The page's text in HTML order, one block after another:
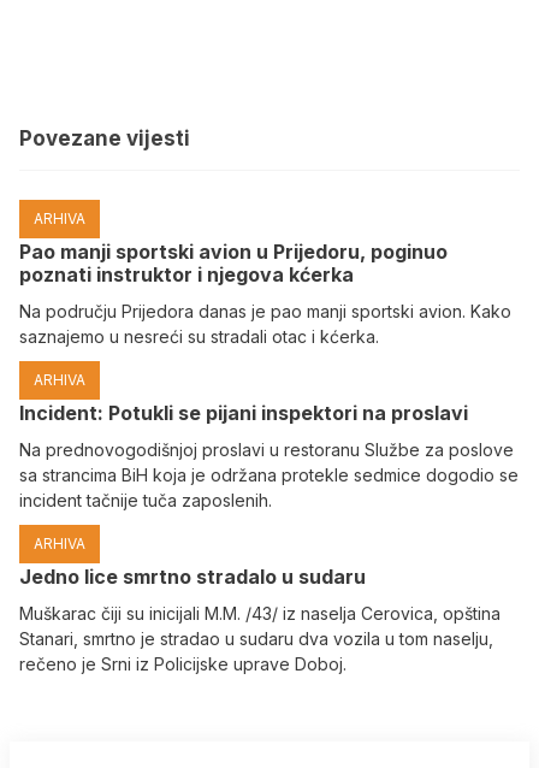
Povezane vijesti
ARHIVA
Pao manji sportski avion u Prijedoru, poginuo
poznati instruktor i njegova kćerka
Na području Prijedora danas je pao manji sportski avion. Kako
saznajemo u nesreći su stradali otac i kćerka.
ARHIVA
Incident: Potukli se pijani inspektori na proslavi
Na prednovogodišnjoj proslavi u restoranu Službe za poslove
sa strancima BiH koja je održana protekle sedmice dogodio se
incident tačnije tuča zaposlenih.
ARHIVA
Јedno lice smrtno stradalo u sudaru
Muškarac čiji su inicijali M.M. /43/ iz naselja Cerovica, opština
Stanari, smrtno je stradao u sudaru dva vozila u tom naselju,
rečeno je Srni iz Policijske uprave Doboj.